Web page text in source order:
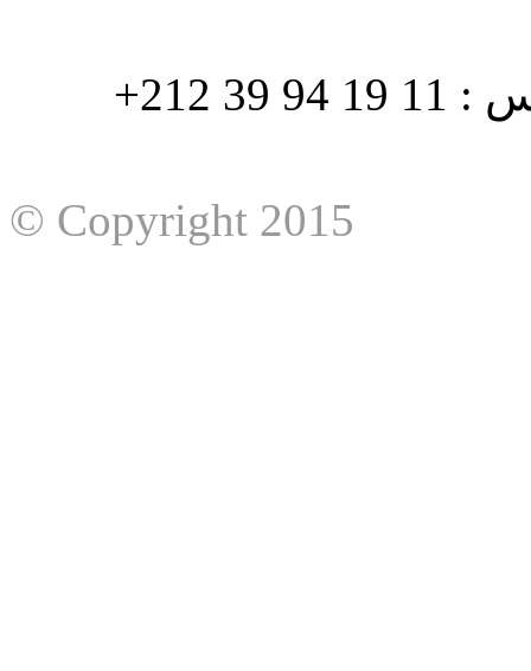
هاتف : 90/88 32 94 39 212+ فاكس : 11 19 94 39 212+
© Copyright 2015